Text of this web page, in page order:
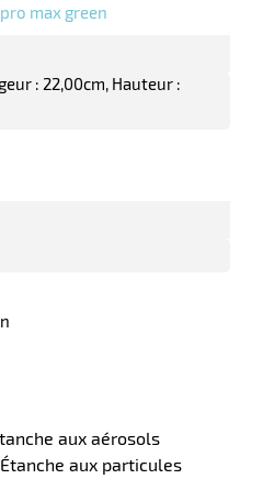
max green
: 22,00cm Hauteur :
aux aérosols
Étanche aux particules